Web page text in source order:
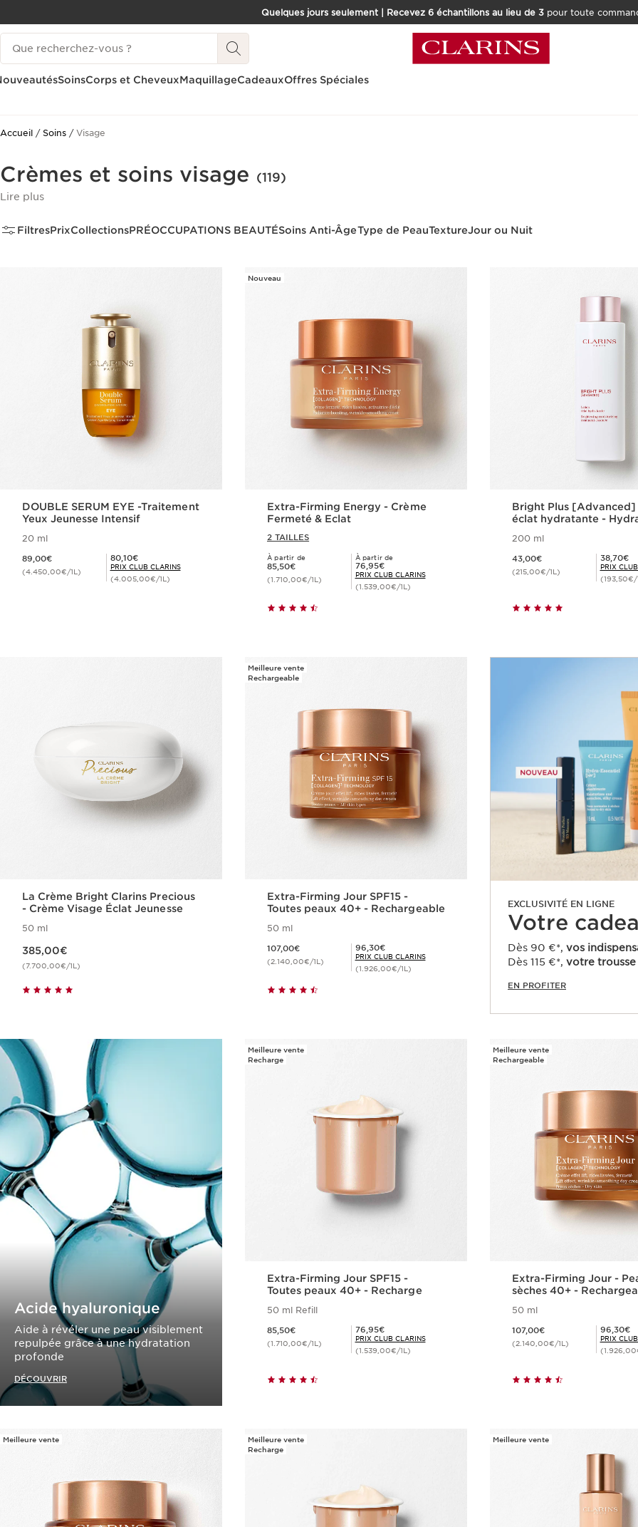
ALLER AU CONTENU
CONSULTER LE PIED DE PAGE
Quelques jours seulement | Recevez 6 échantillons au lieu de 3pour toute
Historique des recherches
SoinsCorps et CheveuxMaquillageCadeauxOffres Spéciales
Accueil Soins Visage
Crèmes et soins visage (119)
Lire plus
FiltresPrixCollectionsPRÉOCCUPATIONS BEAUTÉSoins Anti-ÂgeType de PeauTextureJour ou Nuit
DOUBLE SERUM EYE -Traitement
Yeux Jeunesse Intensif
20 ml
89,00€
(4.450,00€/1L)
Prix Club Clarins 80,10€
80,10€
PRIX CLUB CLARINS
(4.005,00€/1L)
Nouveau
Extra-Firming Energy - Crème
Fermeté & Eclat
2 TAILLES
À partir de
Nouveau prix 85,50€
85,50€
(1.710,00€/1L)
À partir de
Prix Club Clarins 76,95€
76,95€
PRIX CLUB CLARINS
(1.539,00€/1L)
Bright Plus
éclat hydratante -
200 ml
43,00€
(215,00€/1L)
Prix Club Clarins 38,70€
38,70€
PRIX
(193,50€/
La Crème Bright Clarins Precious
- Crème Visage Éclat Jeunesse
50 ml
385,00€
(7.700,00€/1L)
Meilleure vente
Rechargeable
Extra-Firming Jour SPF15 -
Toutes peaux 40+ - Rechargeable
50 ml
107,00€
(2.140,00€/1L)
Prix Club Clarins 96,30€
96,30€
PRIX CLUB CLARINS
(1.926,00€/1L)
EXCLUSIVITÉ EN LIGNE
Votre
Dès 90 €*, vos
Dès 115 €*, votre
EN PROFITER
Acide hyaluronique
Aide à révéler une peau visiblement
repulpée grâce à une hydratation
profonde
DÉCOUVRIR
Meilleure vente
Recharge
Extra-Firming Jour SPF15 -
Toutes peaux 40+ - Recharge
50 ml Refill
85,50€
(1.710,00€/1L)
Prix Club Clarins 76,95€
76,95€
PRIX CLUB CLARINS
(1.539,00€/1L)
Meilleure vente
Rechargeable
Extra-Firming Jour -
sèches 40+ -
50 ml
107,00€
(2.140,00€/1L)
Prix Club Clarins 96,30€
96,30€
PRIX
Meilleure vente
Meilleure vente
Recharge
Meilleure vente